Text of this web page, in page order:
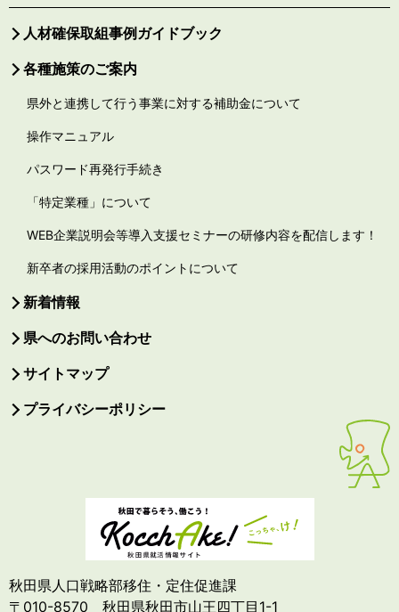
人材確保取組事例ガイドブック
各種施策のご案内
県外と連携して行う事業に対する補助金について
操作マニュアル
パスワード再発行手続き
「特定業種」について
WEB企業説明会等導入支援セミナーの研修内容を配信します！
新卒者の採用活動のポイントについて
新着情報
県へのお問い合わせ
サイトマップ
プライバシーポリシー
秋田県人口戦略部移住・定住促進課
〒010-8570 秋田県秋田市山王四丁目1-1